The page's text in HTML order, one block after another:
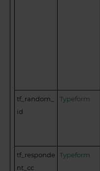
tf_random_
id
Typeform
tf_responde
nt_cc
Typeform